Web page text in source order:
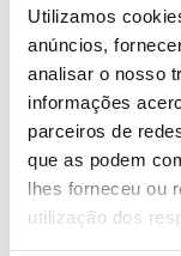
Utilizamos
anúncios,
analisar o nosso
informações
parceiros de
que as podem
lhes forneceu ou
utilização dos
Saiba mais
13.07.2026
Genoma do
conhecer para